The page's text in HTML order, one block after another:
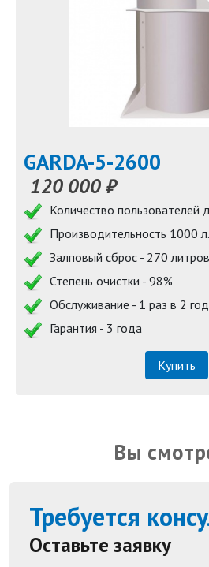
GARDA-5-2600
120 000 ₽
Количество пользователей
Производительность 1000
Залповый сброс - 270 литров
Степень очистки - 98%
Обслуживание - 1 раз в 2
Гарантия - 3 года
Купить
Вы
Требуется
Оставьте заявку